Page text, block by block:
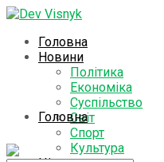
Головна
Новини
Політика
Економіка
Суспільство
Світ
Спорт
Культура
Головна